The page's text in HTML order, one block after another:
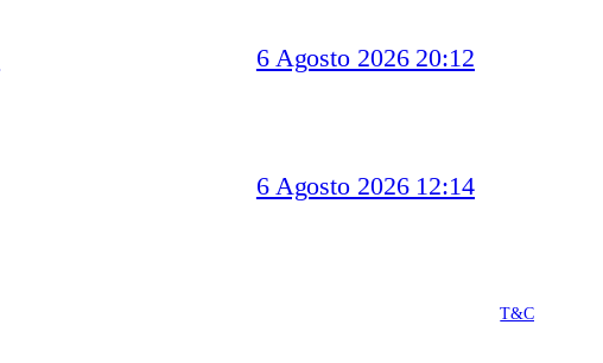
6 Agosto 2026 20:12
6 Agosto 2026 12:14
T&C